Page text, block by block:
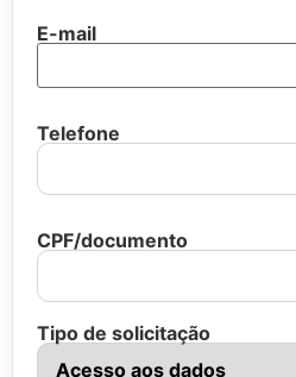
E-mail
Telefone
CPF/documento
Tipo de solicitação